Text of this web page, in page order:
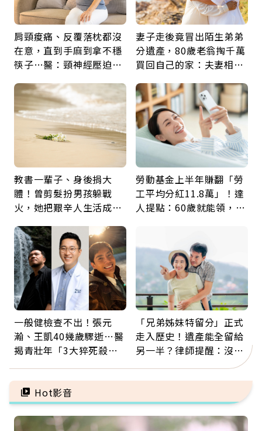
肩頸痠痛、反覆落枕都沒
在意，直到手麻到拿不穩
筷子…醫：頸神經壓迫上
鍵
妻子走後竟冒出陌生弟弟
分遺產，80歲老翁掏千萬
買回自己的家：夫妻相守
教書一輩子、身後捐大
體！曾剪髮扮男孩躲戰
火，她把艱辛人生活成風
福
勞動基金上半年賺翻「勞
工平均分紅11.8萬」！達
人提點：60歲就能領，重
一般健檢查不出！張元
瀚、王凱40幾歲驟逝…醫
揭青壯年「3大猝死殺
雷
「兄弟姊妹特留分」正式
走入歷史！遺產能全留給
另一半？律師提醒：沒做
Hot影音